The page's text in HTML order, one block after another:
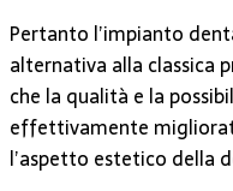
Pertanto l’impianto
alternativa alla classica
che la qualità e la
effettivamente
l’aspetto estetico della